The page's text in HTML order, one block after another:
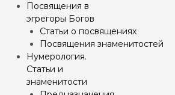
Посвящения в
эгрегоры Богов
Статьи о посвящениях
Посвящения знаменитостей
Нумерология.
Статьи и
знаменитости